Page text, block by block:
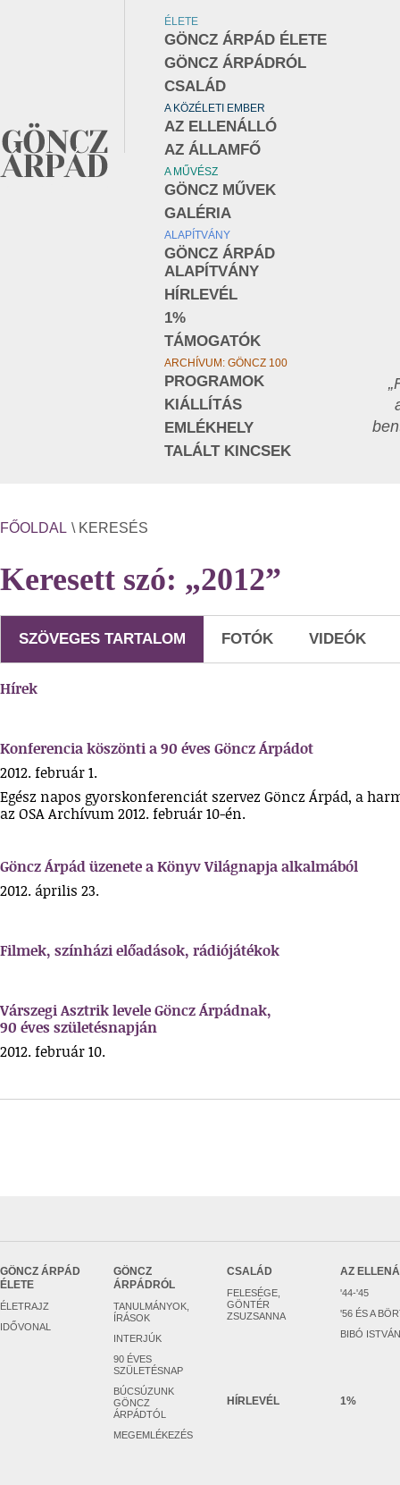
ÉLETE
GÖNCZ ÁRPÁD ÉLETE
GÖNCZ ÁRPÁDRÓL
CSALÁD
A KÖZÉLETI EMBER
AZ ELLENÁLLÓ
AZ ÁLLAMFŐ
A MŰVÉSZ
GÖNCZ MŰVEK
GALÉRIA
ALAPÍTVÁNY
GÖNCZ ÁRPÁD
ALAPÍTVÁNY
HÍRLEVÉL
1%
TÁMOGATÓK
ARCHÍVUM: GÖNCZ 100
PROGRAMOK
KIÁLLÍTÁS
EMLÉKHELY
TALÁLT KINCSEK
FŐOLDAL \ KERESÉS
Keresett szó: „2012”
SZÖVEGES TARTALOM FOTÓK VIDEÓK
Hírek
Konferencia köszönti a 90 éves Göncz Árpádot
2012. február 1.
Egész napos gyorskonferenciát szervez Göncz Árpád, a
az OSA Archívum 2012. február 10-én.
Göncz Árpád üzenete a Könyv Világnapja alkalmából
2012. április 23.
Filmek, színházi előadások, rádiójátékok
Várszegi Asztrik levele Göncz Árpádnak,
90 éves születésnapján
2012. február 10.
GÖNCZ ÁRPÁD
ÉLETE
ÉLETRAJZ
IDŐVONAL
GÖNCZ
ÁRPÁDRÓL
TANULMÁNYOK,
ÍRÁSOK
INTERJÚK
90 ÉVES
SZÜLETÉSNAP
BÚCSÚZUNK
GÖNCZ
ÁRPÁDTÓL
MEGEMLÉKEZÉS
CSALÁD
FELESÉGE,
GÖNTÉR
ZSUZSANNA
AZ
'44-'45
'56 ÉS A
BIBÓ
HÍRLEVÉL 1%